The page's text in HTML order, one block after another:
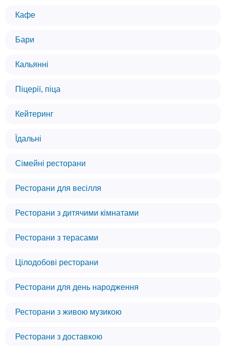
Кафе
Бари
Кальянні
Піцерії, піца
Кейтеринг
Їдальні
Сімейні ресторани
Ресторани для весілля
Ресторани з дитячими кімнатами
Ресторани з терасами
Цілодобові ресторани
Ресторани для день народження
Ресторани з живою музикою
Ресторани з доставкою